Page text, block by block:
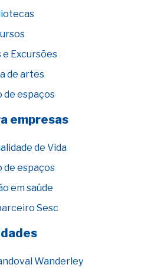
e Excursões
de artes
de espaços
empresas
de Vida
de espaços
em saúde
Sesc
Wanderley